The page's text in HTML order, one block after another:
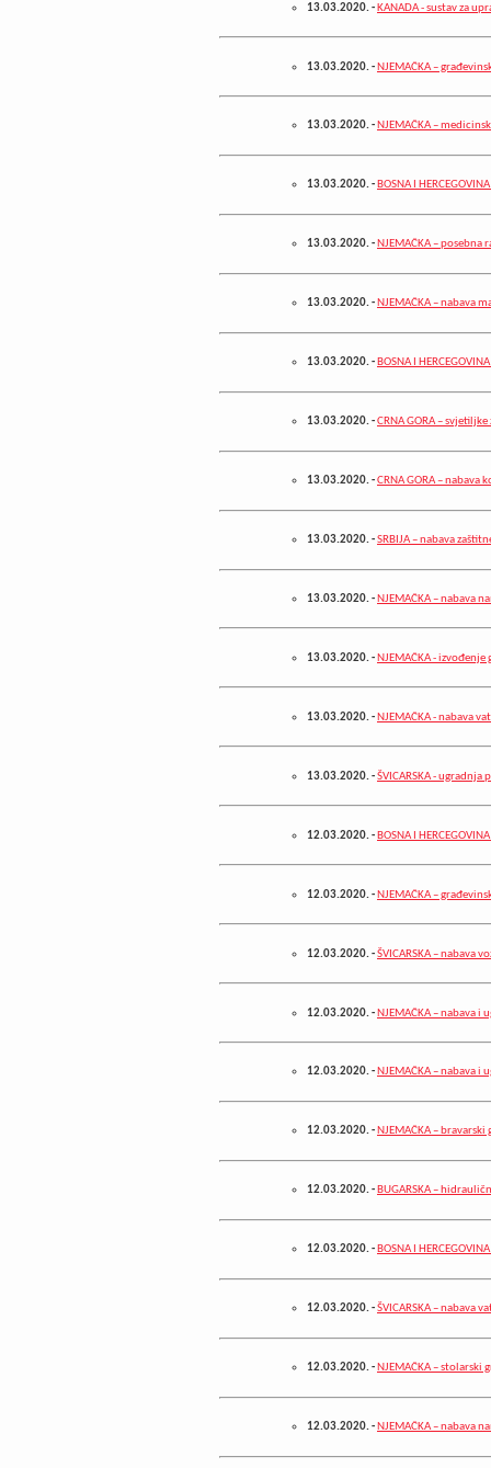
13.03.2020.- KANADA - sustav za
13.03.2020.- NJEMAČKA –
13.03.2020.-NJEMAČKA –
13.03.2020.-BOSNA I
13.03.2020.-NJEMAČKA – posebna
13.03.2020.-NJEMAČKA – nabava
13.03.2020.-BOSNA I
13.03.2020.-CRNA GORA –
13.03.2020.-CRNA GORA – nabava
13.03.2020.-SRBIJA – nabava
13.03.2020.- NJEMAČKA – nabava
13.03.2020.- NJEMAČKA -
13.03.2020.- NJEMAČKA - nabava
13.03.2020.-ŠVICARSKA -
12.03.2020.- BOSNA I
12.03.2020.- NJEMAČKA –
12.03.2020.-ŠVICARSKA – nabava
12.03.2020.- NJEMAČKA – nabava
12.03.2020.-NJEMAČKA – nabava i
12.03.2020.-NJEMAČKA –
12.03.2020.-BUGARSKA –
12.03.2020.-BOSNA I
12.03.2020.-ŠVICARSKA – nabava
12.03.2020.- NJEMAČKA – stolarski
12.03.2020.- NJEMAČKA – nabava